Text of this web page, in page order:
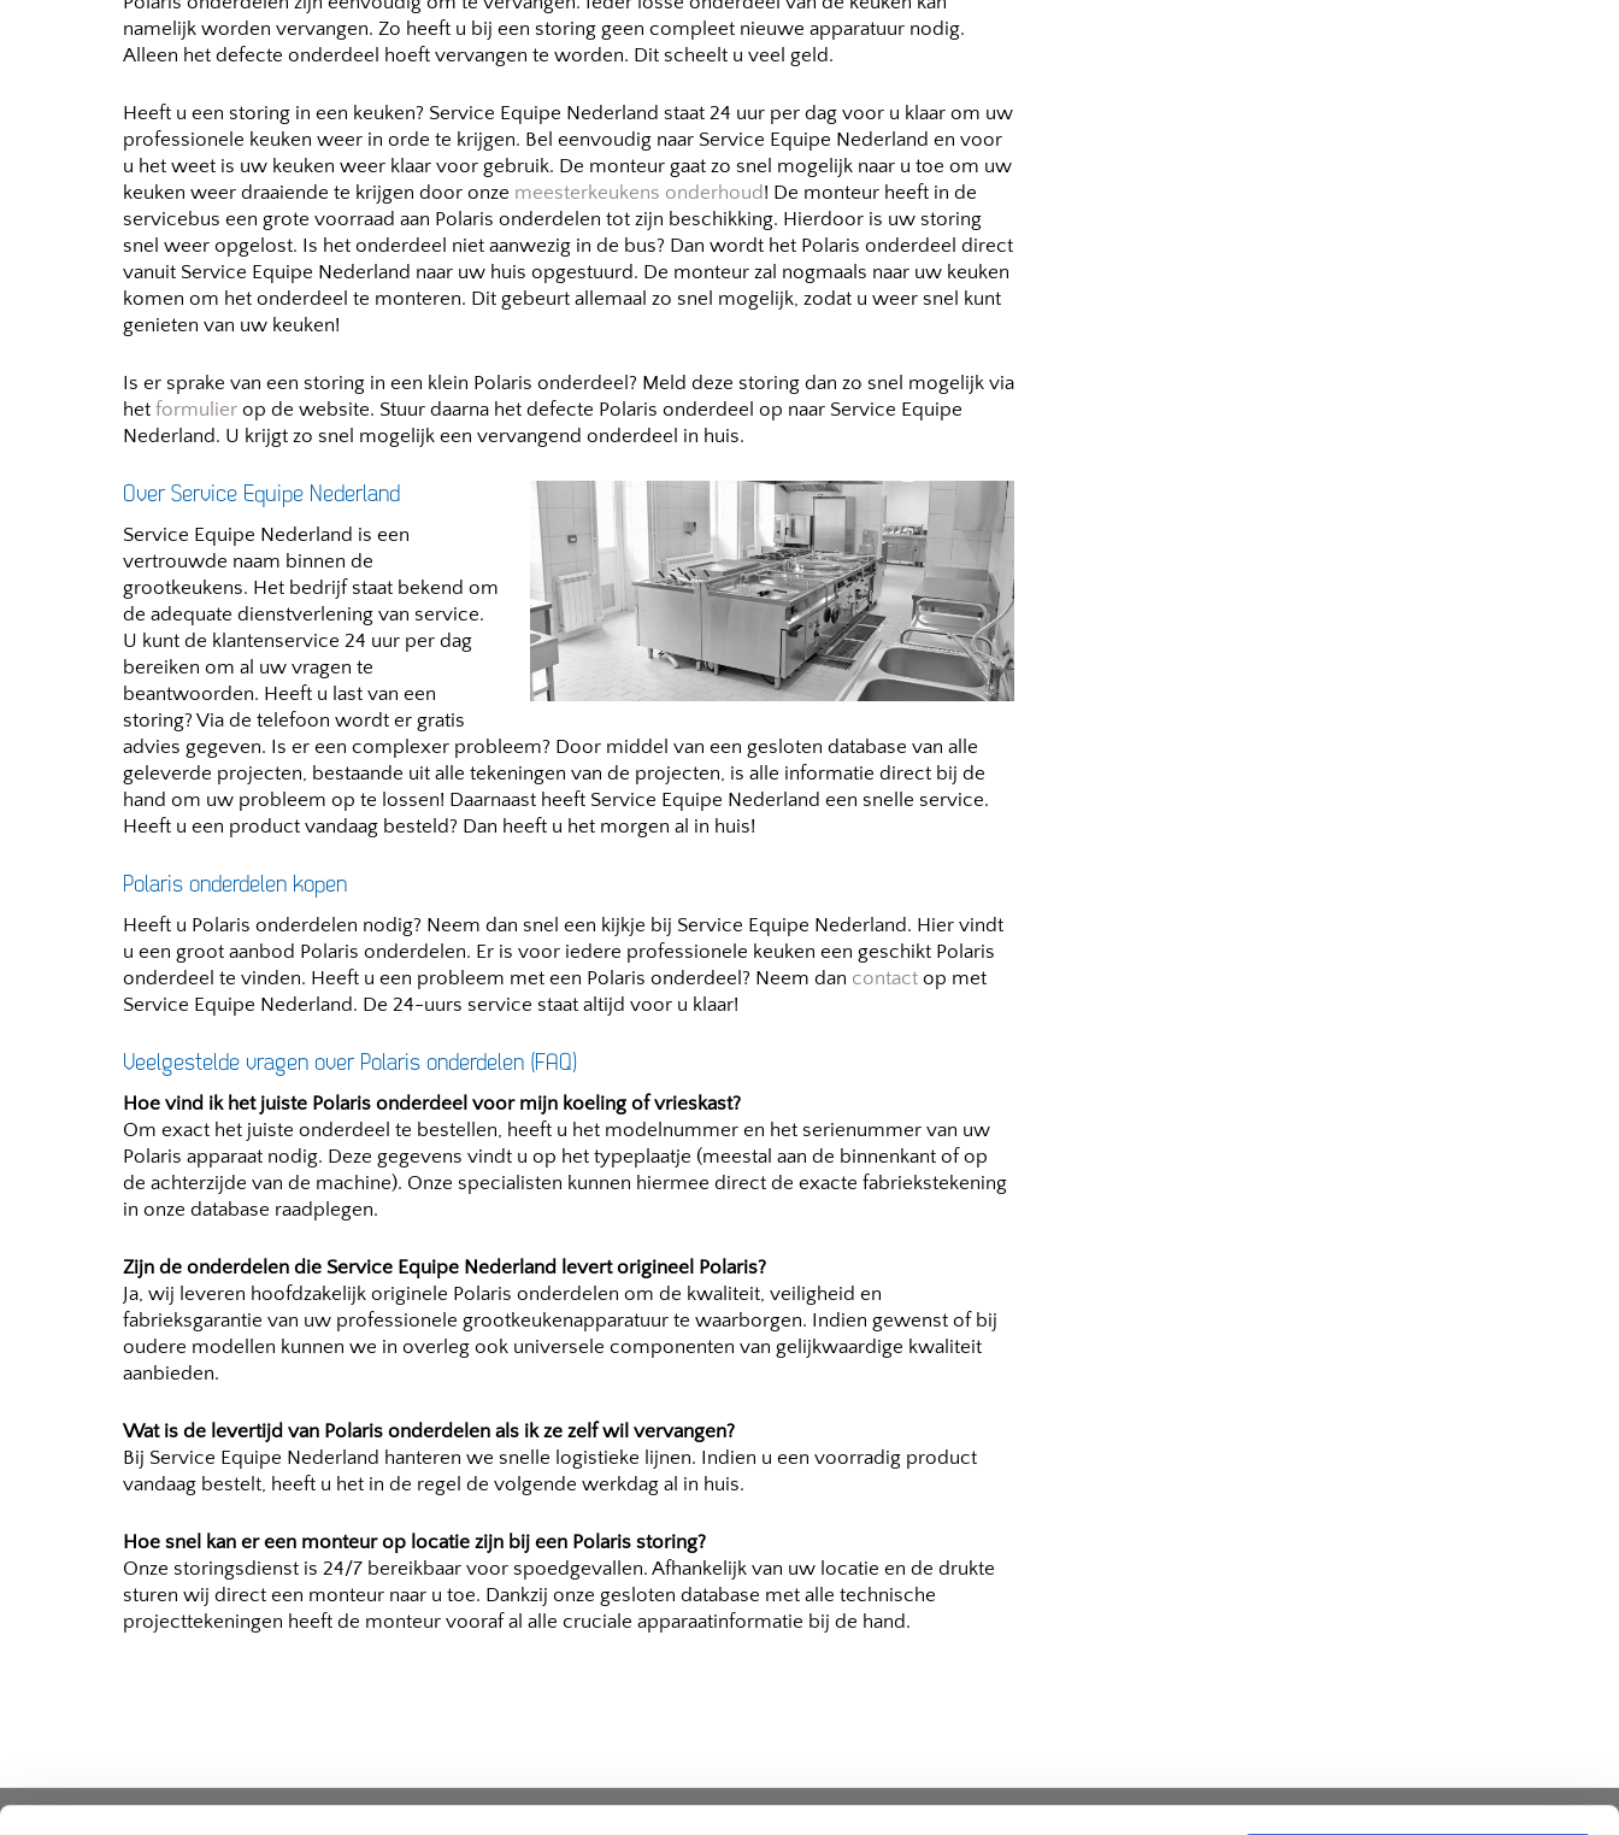
namelijk worden vervangen. Zo heeft u bij een storing geen compleet nieuwe apparatuur nodig.
Alleen het defecte onderdeel hoeft vervangen te worden. Dit scheelt u veel geld.
Heeft u een storing in een keuken? Service Equipe Nederland staat 24 uur per dag voor u klaar om uw
professionele keuken weer in orde te krijgen. Bel eenvoudig naar Service Equipe Nederland en voor
u het weet is uw keuken weer klaar voor gebruik. De monteur gaat zo snel mogelijk naar u toe om uw
keuken weer draaiende te krijgen door onze meesterkeukens onderhoud ! De monteur heeft in de
servicebus een grote voorraad aan Polaris onderdelen tot zijn beschikking. Hierdoor is uw storing
snel weer opgelost. Is het onderdeel niet aanwezig in de bus? Dan wordt het Polaris onderdeel direct
vanuit Service Equipe Nederland naar uw huis opgestuurd. De monteur zal nogmaals naar uw keuken
komen om het onderdeel te monteren. Dit gebeurt allemaal zo snel mogelijk, zodat u weer snel kunt
genieten van uw keuken!
Is er sprake van een storing in een klein Polaris onderdeel? Meld deze storing dan zo snel mogelijk via
het formulier op de website. Stuur daarna het defecte Polaris onderdeel op naar Service Equipe
Nederland. U krijgt zo snel mogelijk een vervangend onderdeel in huis.
Over Service Equipe Nederland
Service Equipe Nederland is een
vertrouwde naam binnen de
grootkeukens. Het bedrijf staat bekend om
de adequate dienstverlening van service.
U kunt de klantenservice 24 uur per dag
bereiken om al uw vragen te
beantwoorden. Heeft u last van een
storing? Via de telefoon wordt er gratis
advies gegeven. Is er een complexer probleem? Door middel van een gesloten database van alle
geleverde projecten, bestaande uit alle tekeningen van de projecten, is alle informatie direct bij de
hand om uw probleem op te lossen! Daarnaast heeft Service Equipe Nederland een snelle service.
Heeft u een product vandaag besteld? Dan heeft u het morgen al in huis!
Polaris onderdelen kopen
Heeft u Polaris onderdelen nodig? Neem dan snel een kijkje bij Service Equipe Nederland. Hier vindt
u een groot aanbod Polaris onderdelen. Er is voor iedere professionele keuken een geschikt Polaris
onderdeel te vinden. Heeft u een probleem met een Polaris onderdeel? Neem dan contact op met
Service Equipe Nederland. De 24-uurs service staat altijd voor u klaar!
Veelgestelde vragen over Polaris onderdelen (FAQ)
Hoe vind ik het juiste Polaris onderdeel voor mijn koeling of vrieskast?
Om exact het juiste onderdeel te bestellen, heeft u het modelnummer en het serienummer van uw
Polaris apparaat nodig. Deze gegevens vindt u op het typeplaatje (meestal aan de binnenkant of op
de achterzijde van de machine). Onze specialisten kunnen hiermee direct de exacte fabriekstekening
in onze database raadplegen.
Zijn de onderdelen die Service Equipe Nederland levert origineel Polaris?
Ja, wij leveren hoofdzakelijk originele Polaris onderdelen om de kwaliteit, veiligheid en
fabrieksgarantie van uw professionele grootkeukenapparatuur te waarborgen. Indien gewenst of bij
oudere modellen kunnen we in overleg ook universele componenten van gelijkwaardige kwaliteit
aanbieden.
Wat is de levertijd van Polaris onderdelen als ik ze zelf wil vervangen?
Bij Service Equipe Nederland hanteren we snelle logistieke lijnen. Indien u een voorradig product
vandaag bestelt, heeft u het in de regel de volgende werkdag al in huis.
Hoe snel kan er een monteur op locatie zijn bij een Polaris storing?
Onze storingsdienst is 24/7 bereikbaar voor spoedgevallen. Afhankelijk van uw locatie en de drukte
sturen wij direct een monteur naar u toe. Dankzij onze gesloten database met alle technische
projecttekeningen heeft de monteur vooraf al alle cruciale apparaatinformatie bij de hand.